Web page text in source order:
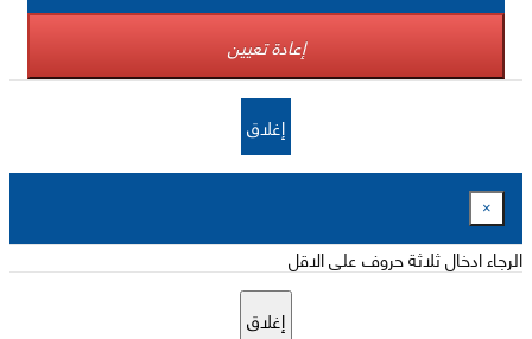
إعادة تعيين
إغلاق
×
الرجاء ادخال ثلاثة حروف على الاقل
إغلاق